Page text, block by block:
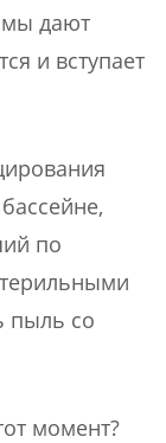
дают
и вступает
по
пыль со
момент?